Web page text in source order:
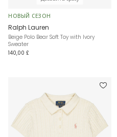
НОВЫЙ СЕЗОН
Ralph Lauren
Beige Polo Bear Soft Toy with Ivory
Sweater
140,00 £